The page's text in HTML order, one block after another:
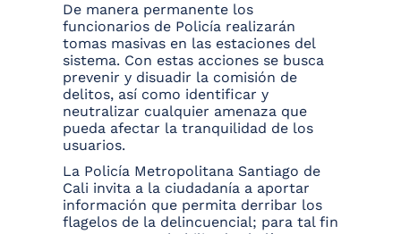
De manera permanente los
funcionarios de Policía realizarán
tomas masivas en las estaciones del
sistema. Con estas acciones se busca
prevenir y disuadir la comisión de
delitos, así como identificar y
neutralizar cualquier amenaza que
pueda afectar la tranquilidad de los
usuarios.
La Policía Metropolitana Santiago de
Cali invita a la ciudadanía a aportar
información que permita derribar los
flagelos de la delincuencial; para tal fin